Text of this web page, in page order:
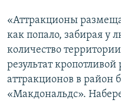
«Аттракционы
как попало, забирая у
количество
результат
аттракционов в район
«Макдональдс».